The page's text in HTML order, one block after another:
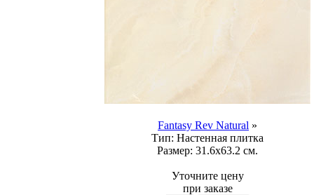
Fantasy Rev Natural »
Тип: Настенная плитка
Размер: 31.6х63.2 см.
Уточните цену
при заказе